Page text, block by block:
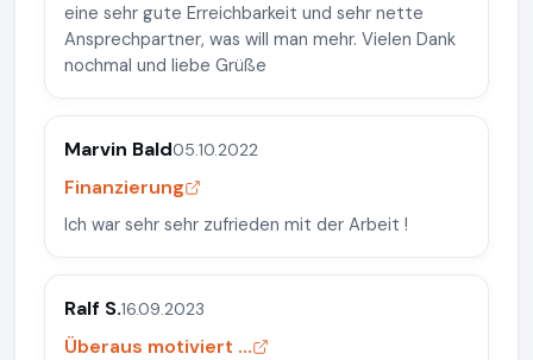
eine sehr gute Erreichbarkeit und sehr nette
Ansprechpartner, was will man mehr. Vielen Dank
nochmal und liebe Grüße
Marvin Bald05.10.2022
Finanzierung
Ich war sehr sehr zufrieden mit der Arbeit !
Ralf S.16.09.2023
Überaus motiviert ...